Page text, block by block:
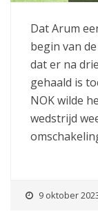
Dat Arum
begin van
dat er na
gehaald is
NOK wilde
wedstrijd
9 oktober